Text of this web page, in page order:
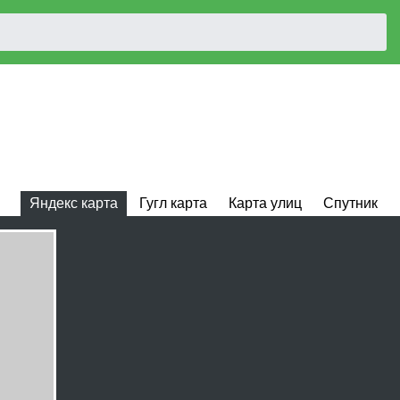
Яндекс карта Гугл карта Карта улиц Спутник